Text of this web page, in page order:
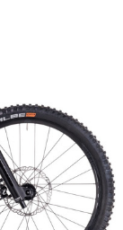
части
График
Сегодня
25%